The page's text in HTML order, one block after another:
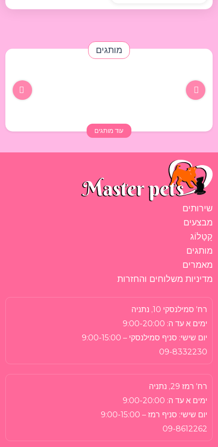
מותגים
עוד מותגים
רח' סמילנסקי 10, נתניה
ימים א עד ה: 9:00-20:00
יום שישי: סניף סמילנסקי – 9:00-15:00
09-8332230
רח' רמז 29, נתניה
ימים א עד ה: 9:00-20:00
יום שישי: סניף רמז – 9:00-15:00
09-8612262
שירותים
מבצעים
קָטָלוֹג
מותגים
מאמרים
מדיניות משלוחים והחזרות